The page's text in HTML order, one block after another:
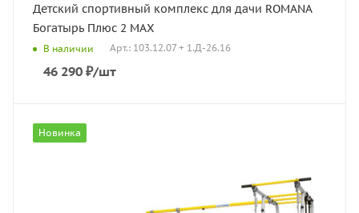
Детский спортивный комплекс для дачи ROMANA
Богатырь Плюс 2 MAX
В наличии Арт.: 103.12.07 + 1.Д-26.16
46 290 ₽/шт
Новинка